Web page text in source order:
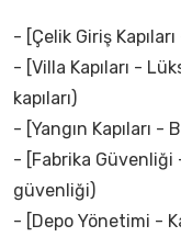
- [Çelik Giriş
- [Villa Kapıları -
kapıları)
- [Yangın Kapıları -
- [Fabrika
güvenliği)
- [Depo Yönetimi -